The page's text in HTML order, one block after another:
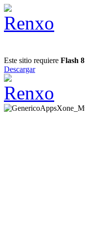
Este sitio requiere Flash 8
Descargar